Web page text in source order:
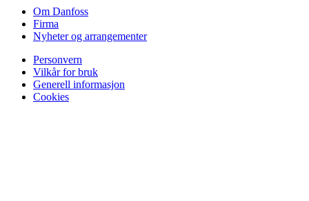
Om Danfoss
Firma
Nyheter og arrangementer
Personvern
Vilkår for bruk
Generell informasjon
Cookies